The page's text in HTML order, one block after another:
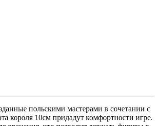
польскими мастерами в сочетании с
короля 10см придадут комфортности игре.